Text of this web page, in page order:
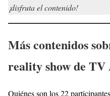
¡disfruta el contenido!
Más contenidos
reality show de TV
Quiénes son los 22